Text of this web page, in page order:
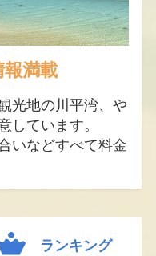
満載
光地の川平湾、や
しています。
いなどすべて料金
ランキング